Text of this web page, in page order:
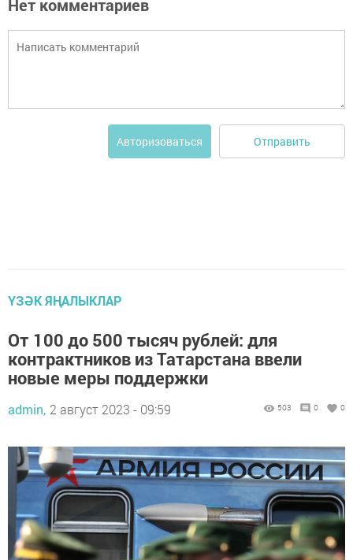
Нет комментариев
Авторизоваться Отправить
ҮЗӘК ЯҢАЛЫКЛАР
От 100 до 500 тысяч рублей: для
контрактников из Татарстана ввели
новые меры поддержки
admin, 2 август 2023 - 09:59 503 0 0